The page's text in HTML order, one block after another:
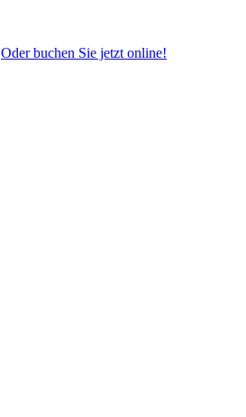
Oder buchen Sie jetzt online!